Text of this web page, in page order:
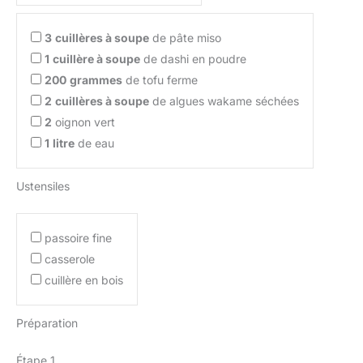
3 cuillères à soupe de pâte miso
1 cuillère à soupe de dashi en poudre
200 grammes de tofu ferme
2 cuillères à soupe de algues wakame séchées
2 oignon vert
1 litre de eau
Ustensiles
passoire fine
casserole
cuillère en bois
Préparation
Étape 1